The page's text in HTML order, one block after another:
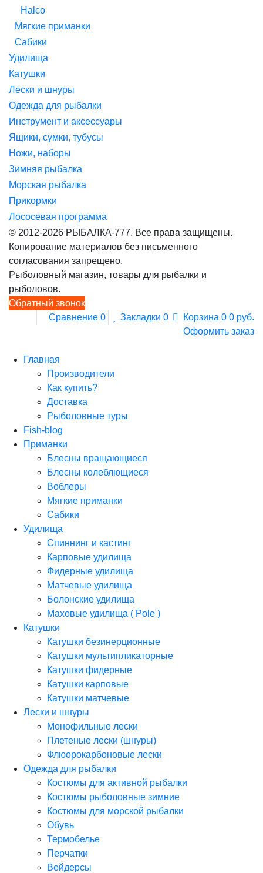
Halco
Мягкие приманки
Сабики
Удилища
Катушки
Лески и шнуры
Одежда для рыбалки
Инструмент и аксессуары
Ящики, сумки, тубусы
Ножи, наборы
Зимняя рыбалка
Морская рыбалка
Прикормки
Лососевая программа
© 2012-2026 РЫБАЛКА-777. Все права защищены.
Копирование материалов без письменного
согласования запрещено.
Рыболовный магазин, товары для рыбалки и
рыболовов.
Обратный звонок
Сравнение 0 Закладки 0 Корзина 0 0 руб.
Оформить заказ
Главная
Производители
Как купить?
Доставка
Рыболовные туры
Fish-blog
Приманки
Блесны вращающиеся
Блесны колеблющиеся
Воблеры
Мягкие приманки
Сабики
Удилища
Спиннинг и кастинг
Карповые удилища
Фидерные удилища
Матчевые удилища
Болонские удилища
Маховые удилища ( Pole )
Катушки
Катушки безинерционные
Катушки мультипликаторные
Катушки фидерные
Катушки карповые
Катушки матчевые
Лески и шнуры
Монофильные лески
Плетеные лески (шнуры)
Флюорокарбоновые лески
Одежда для рыбалки
Костюмы для активной рыбалки
Костюмы рыболовные зимние
Костюмы для морской рыбалки
Обувь
Термобелье
Перчатки
Вейдерсы